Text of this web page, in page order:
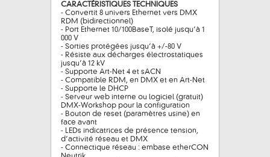
CARACTÉRISTIQUES TECHNIQUES
- Convertit 8 univers Ethernet vers DMX
RDM (bidirectionnel)
- Port Ethernet 10/100BaseT, isolé jusqu’à 1
000 V
- Sorties protégées jusqu’à +/-80 V
- Résiste aux décharges électrostatiques
jusqu’à 12 kV
- Supporte Art-Net 4 et sACN
- Compatible RDM, en DMX et en Art-Net
- Supporte le DHCP
- Serveur web interne ou logiciel (gratuit)
DMX-Workshop pour la configuration
- Bouton de reset (paramètres usine) en
face avant
- LEDs indicatrices de présence tension,
d’activité réseau et DMX
- Connectique réseau : embase etherCON